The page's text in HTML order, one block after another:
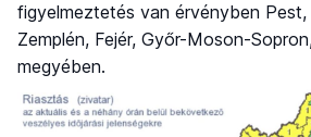
figyelmeztetés van érvényben
Zemplén, Fejér, Győr-Moson-
megyében.